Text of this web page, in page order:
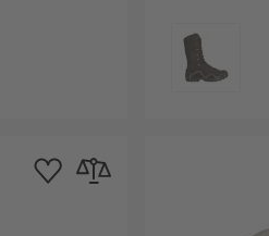
COULEUR
Ajouter à la liste d'achats
Ajouter au comparateur